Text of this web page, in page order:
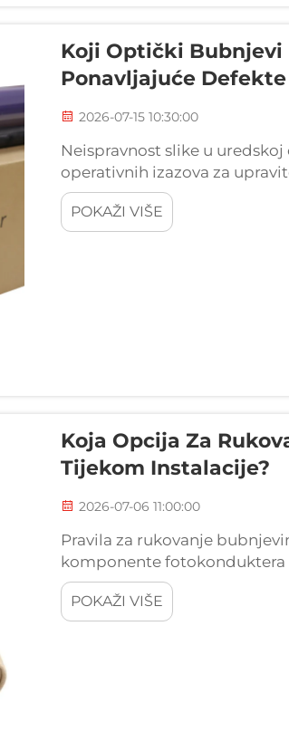
Koji Optički Bubnjevi
Ponavljajuće Defekte
2026-07-15 10:30:00
Neispravnost slike u
operativnih izazova za
nedostatci slike na
kvalitete i spe...
POKAŽI VIŠE
Koja Opcija Za
Tijekom Instalacije?
2026-07-06 11:00:00
Pravila za rukovanje
komponente fotokonduktera
Razumijevanje i slijediti OPC
snimanje radi na p...
POKAŽI VIŠE